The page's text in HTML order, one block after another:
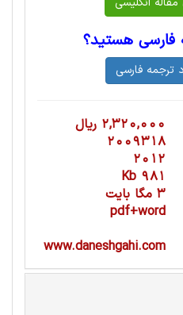
فارسی هستید؟
2,320,000 ریال
2009318
2012
981 Kb
3 مگا بایت
pdf+word
www.daneshgahi.com